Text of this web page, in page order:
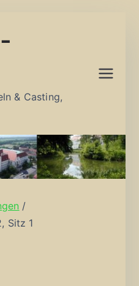
& Casting,
Sitz 1